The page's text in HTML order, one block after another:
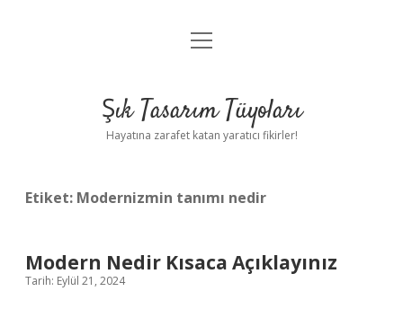
Anasayfa
Yasal Uyarı
menüyü
Şık Tasarım Tüyoları
Hayatına zarafet katan yaratıcı fikirler!
Etiket: Modernizmin tanımı nedir
Modern Nedir Kısaca Açıklayınız
Tarih: Eylül 21, 2024